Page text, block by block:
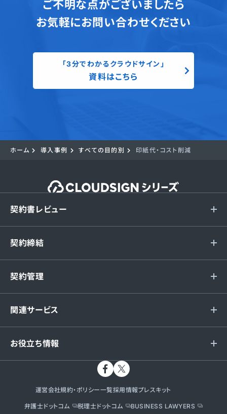
ご不明な点がございましたら
お気軽にお問い合わせください
「3分でわかるクラウドサイン」
資料はこちら
ホーム 導入事例 すべての目的別 印紙代・コスト削減
契約書レビュー
契約締結
契約管理
関連サービス
お役立ち情報
運営会社規約・ポリシー一覧採用情報プレスキット
弁護士ドットコム 税理士ドットコム
BUSINESS LAWYERS